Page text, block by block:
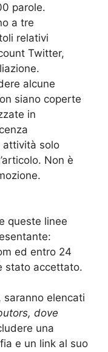
parole.
a tre
relativi
Twitter,
alcune
siano coperte
in
attività solo
Non è
queste linee
ed entro 24
stato accettato.
elencati
dove
una
e un link al suo